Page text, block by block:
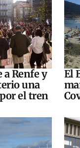
Renfe y
una
el tren
El